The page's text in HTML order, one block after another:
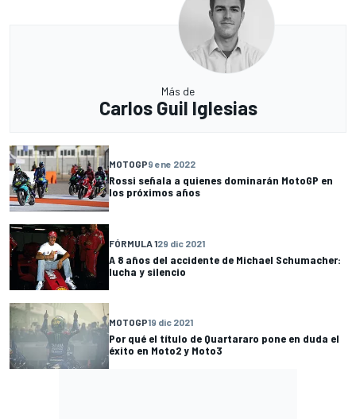
Más de
Carlos Guil Iglesias
MOTOGP9 ene 2022
Rossi señala a quienes dominarán MotoGP en
los próximos años
FÓRMULA 129 dic 2021
A 8 años del accidente de Michael Schumacher:
lucha y silencio
MOTOGP19 dic 2021
Por qué el título de Quartararo pone en duda el
éxito en Moto2 y Moto3